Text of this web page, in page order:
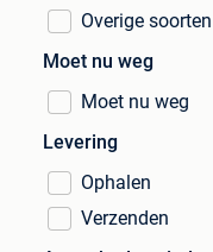
Overige soorten
Moet nu weg
Moet nu weg
Levering
Ophalen
Verzenden